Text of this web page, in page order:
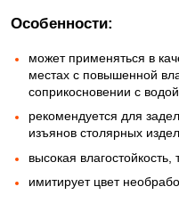
Особенности:
может применяться в
местах с повышенной
соприкосновении с
рекомендуется для
изъянов столярных
высокая влагостойкость,
имитирует цвет